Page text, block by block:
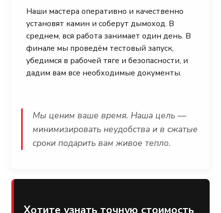
Наши мастера оперативно и качественно
установят камин и соберут дымоход. В
среднем, вся работа занимает один день. В
финале мы проведём тестовый запуск,
убедимся в рабочей тяге и безопасности, и
дадим вам все необходимые документы.
Мы ценим ваше время. Наша цель —
минимизировать неудобства и в сжатые
сроки подарить вам живое тепло.
Хотите узнать точную стоимость